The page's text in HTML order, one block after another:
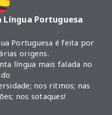
Língua Portuguesa
Portuguesa é feita por
origens.
língua mais falada no
nos ritmos; nas
nos sotaques!